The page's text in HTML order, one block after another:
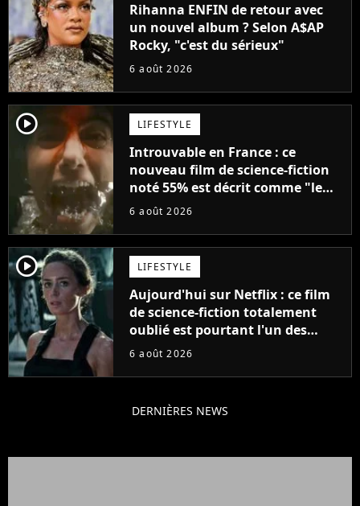
Rihanna ENFIN de retour avec
un nouvel album ? Selon A$AP
Rocky, "c'est du sérieux"
6 août 2026
player2 LIFESTYLE
Introuvable en France : ce
nouveau film de science-fiction
noté 55% est décrit comme "le
plus stupide de l'année"
6 août 2026
player2 LIFESTYLE
Aujourd'hui sur Netflix : ce film
de science-fiction totalement
oublié est pourtant l'un des
meilleurs des années 2010
6 août 2026
DERNIÈRES NEWS